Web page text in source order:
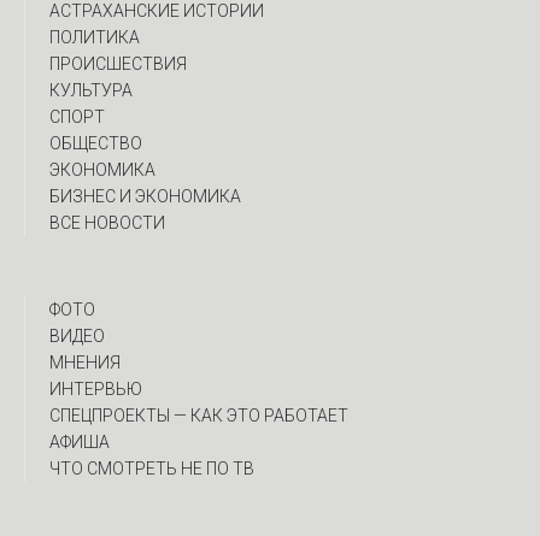
АСТРАХАНСКИЕ ИСТОРИИ
ПОЛИТИКА
ПРОИСШЕСТВИЯ
КУЛЬТУРА
СПОРТ
ОБЩЕСТВО
ЭКОНОМИКА
БИЗНЕС И ЭКОНОМИКА
ВСЕ НОВОСТИ
ФОТО
ВИДЕО
МНЕНИЯ
ИНТЕРВЬЮ
CПЕЦПРОЕКТЫ — КАК ЭТО РАБОТАЕТ
АФИША
ЧТО СМОТРЕТЬ НЕ ПО ТВ